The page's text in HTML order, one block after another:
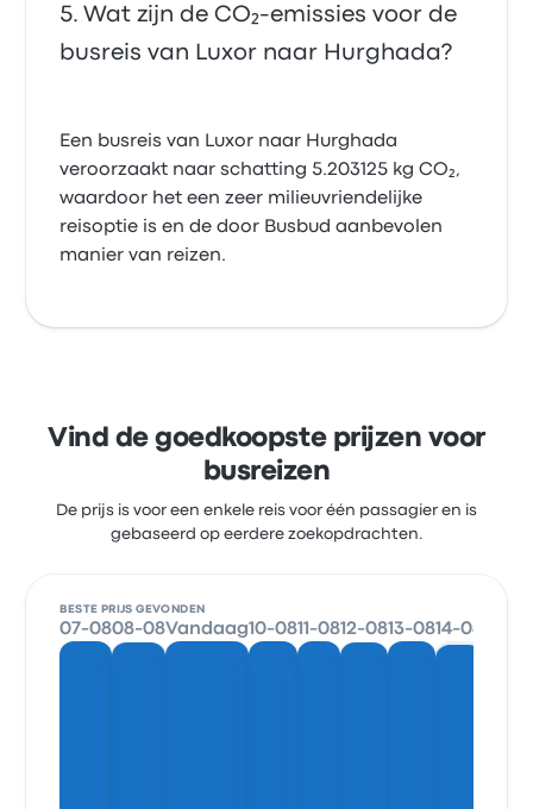
Wat zijn de CO₂-emissies voor de
busreis van Luxor naar Hurghada?
Een busreis van Luxor naar Hurghada
veroorzaakt naar schatting 5.203125 kg CO₂,
waardoor het een zeer milieuvriendelijke
reisoptie is en de door Busbud aanbevolen
manier van reizen.
Vind de goedkoopste prijzen voor
busreizen
De prijs is voor een enkele reis voor één passagier en is
gebaseerd op eerdere zoekopdrachten.
BESTE PRIJS GEVONDEN
07-0808-08Vandaag10-0811-0812-0813-0814-08